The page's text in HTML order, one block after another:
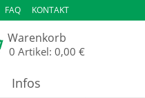
FAQ KONTAKT
Warenkorb
0 Artikel: 0,00 €
Infos